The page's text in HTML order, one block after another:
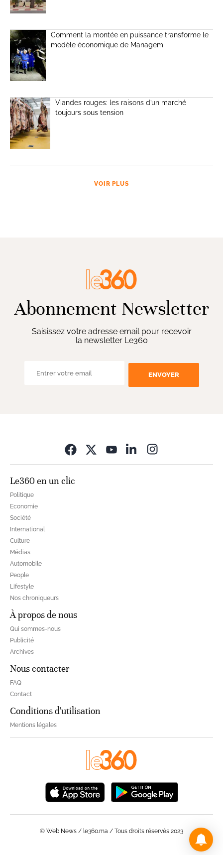
Comment la montée en puissance transforme le
modèle économique de Managem
Viandes rouges: les raisons d’un marché
toujours sous tension
VOIR PLUS
Abonnement Newsletter
Saisissez votre adresse email pour recevoir
la newsletter Le360
ENVOYER
Le360 en un clic
Politique
Economie
Société
International
Culture
Médias
Automobile
People
Lifestyle
Nos chroniqueurs
À propos de nous
Qui sommes-nous
Publicité
Archives
Nous contacter
FAQ
Contact
Conditions d'utilisation
Mentions légales
© Web News / le360.ma / Tous droits réservés 2023